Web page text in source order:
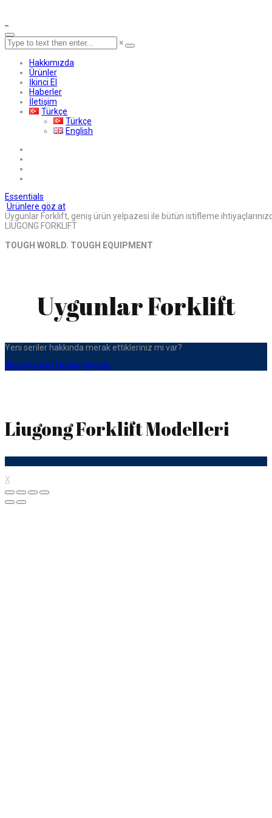
×
Hakkımızda
Ürünler
İkinci El
Haberler
İletişim
Türkçe
Türkçe
English
Essentials
Ürünlere göz at
Uygunlar Forklift, geniş ürün yelpazesi ile bütün istifleme
LIUGONG FORKLIFT
TOUGH WORLD. TOUGH EQUIPMENT
Uygunlar Forklift
Yeni seriler hakkında merak ettikleriniz mi var?
İletişime GeçÜrünleri incele
Liugong Forklift Modelleri
X